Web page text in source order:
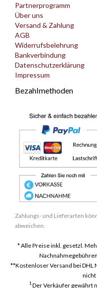
Partnerprogramm
Über uns
Versand & Zahlung
AGB
Widerrufsbelehrung
Bankverbindung
Datenschutzerklärung
Impressum
Bezahlmethoden
Zahlungs- und Lieferarten
abweichen.
* Alle Preise inkl. gesetzl.
**Kostenloser Versand bei
nicht
1Der Verkäufer gewährt